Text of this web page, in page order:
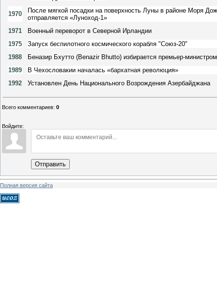
1970
После мягкой посадки на поверхность Луны в районе Моря
отправляется «Луноход-1»
1971
Военный переворот в Северной Ирландии
1975
Запуск беспилотного космического корабля "Союз-20"
1988
Беназир Бхутто (Benazir Bhutto) избирается премьер-
1989
В Чехословакии началась «бархатная революция»
1992
Установлен День Национального Возрождения Азербайджана
Всего комментариев: 0
Войдите:
Отправить
Полная версия сайта